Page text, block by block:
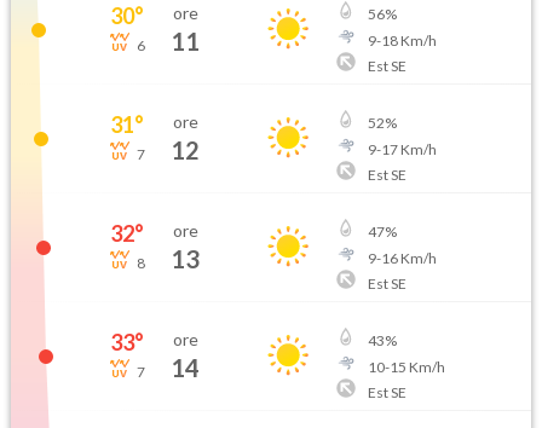
30°
6
ore
11
56%
9-18Km/h
Est SE
31°
7
ore
12
52%
9-17Km/h
Est SE
32°
8
ore
13
47%
9-16Km/h
Est SE
33°
7
ore
14
43%
10-15 Km/h
Est SE